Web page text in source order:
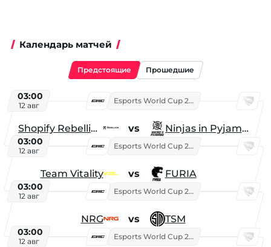
Календарь матчей
Предстоящие Прошедшие
03:00
12 авг
Esports World Cup 2026
Shopify Rebellion vs Ninjas in Pyjamas
03:00
12 авг
Esports World Cup 2026
Team Vitality vs FURIA
03:00
12 авг
Esports World Cup 2026
NRG vs TSM
03:00
12 авг
Esports World Cup 2026